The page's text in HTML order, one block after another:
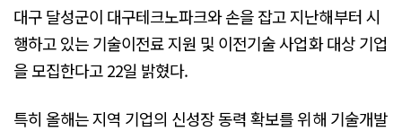
대구 달성군이 대구테크노파크와 손을 잡고 지난해부터 시
행하고 있는 기술이전료 지원 및 이전기술 사업화 대상 기업
을 모집한다고 22일 밝혔다.
특히 올해는 지역 기업의 신성장 동력 확보를 위해 기술개발